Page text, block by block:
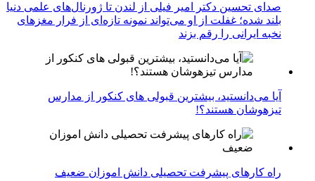
صدای تحسین دکتر امیر فیلی از لندن تا ژورنال‌های علمی دنیا
بلند شده؛ غفلت از او می‌تواند نمونه تازه‌ای از فرار مغزهای
نخبه ایرانی را رقم بزند
آیا می‌دانستید، بیشترین قبولی های کنکور از مدارس
تیزهوشان هستند؟!
راه کارهای پیشرفت تحصیلی دانش اموزان ضعیف